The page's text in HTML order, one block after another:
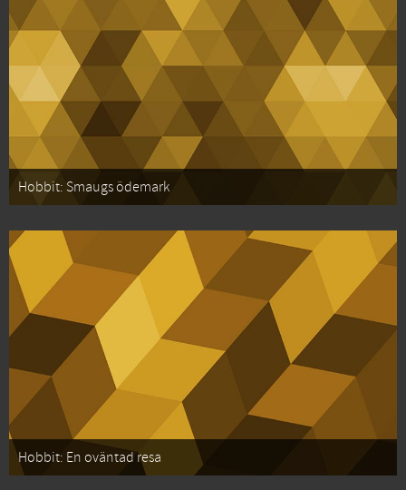
Hobbit: Smaugs ödemark
Hobbit: En oväntad resa